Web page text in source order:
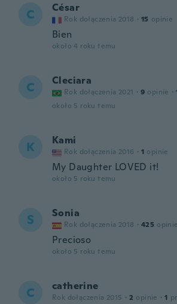
C César
Rok dołączenia 2018 · 15 opinie
Bien
około 4 roku temu
C Cleciara
Rok dołączenia 2021 · 9 opinie ·
około 5 roku temu
K Kami
Rok dołączenia 2016 · 1 opinie
My Daughter LOVED it!
około 5 roku temu
S Sonia
Rok dołączenia 2018 · 425 opinie
Precioso
około 5 roku temu
C catherine
Rok dołączenia 2015 · 2 opinie · 1